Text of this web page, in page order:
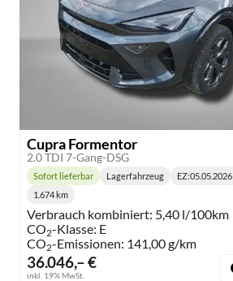
Cupra Formentor
2.0 TDI 7-Gang-DSG
36.046,– €
inkl. 19% MwSt.
Lieferzeit:
Sofort lieferbar Lagerfahrzeug EZ:05.05.2026
Kilometerstand:
1.674 km
Verbrauch kombiniert: 5,40 l/100km
CO2-Klasse: E
CO2-Emissionen: 141,00 g/km